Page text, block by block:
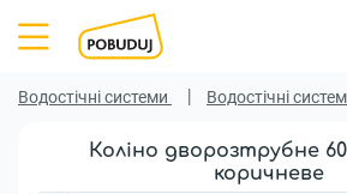
Водостічні системи Водостічні
Коліно дворозтрубне
коричневе